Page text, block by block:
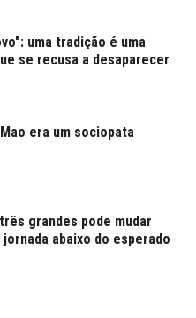
uma tradição é uma
se recusa a desaparecer
era um sociopata
grandes pode mudar
abaixo do esperado